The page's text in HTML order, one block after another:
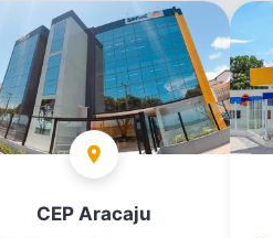
CEP Aracaju